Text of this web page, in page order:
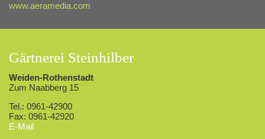
www.aeramedia.com
Gärtnerei Steinhilber
Weiden-Rothenstadt
Zum Naabberg 15
Tel.: 0961-42900
Fax: 0961-42920
E-Mail